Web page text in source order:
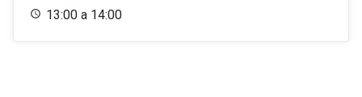
13:00 a 14:00